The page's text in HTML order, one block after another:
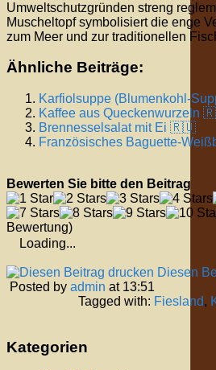
Umweltschutzgründen streng
Muscheltopf symbolisiert die enge
zum Meer und zur traditionellen
Ähnliche Beiträge:
Karfiolsuppe (Blumenkohl-
Kaffee aus Queckenwurzeln
Brennesselsalat mit Ei 🇷🇺
Französisches Baguette-
Bewerten Sie bitte den Beitrag
Bewertung)
Loading...
Diesen
Posted by admin at 13:51
Tagged with: Fiesland,
Kategorien